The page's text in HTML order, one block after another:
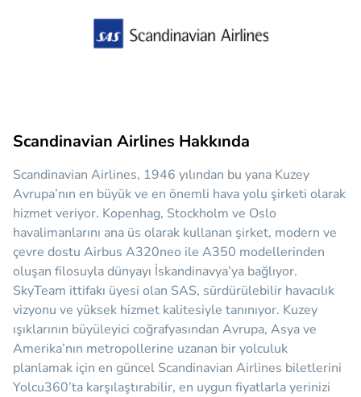
Scandinavian Airlines Hakkında
Scandinavian Airlines, 1946 yılından bu yana Kuzey
Avrupa’nın en büyük ve en önemli hava yolu şirketi olarak
hizmet veriyor. Kopenhag, Stockholm ve Oslo
havalimanlarını ana üs olarak kullanan şirket, modern ve
çevre dostu Airbus A320neo ile A350 modellerinden
oluşan filosuyla dünyayı İskandinavya’ya bağlıyor.
SkyTeam ittifakı üyesi olan SAS, sürdürülebilir havacılık
vizyonu ve yüksek hizmet kalitesiyle tanınıyor. Kuzey
ışıklarının büyüleyici coğrafyasından Avrupa, Asya ve
Amerika’nın metropollerine uzanan bir yolculuk
planlamak için en güncel Scandinavian Airlines biletlerini
Yolcu360’ta karşılaştırabilir, en uygun fiyatlarla yerinizi